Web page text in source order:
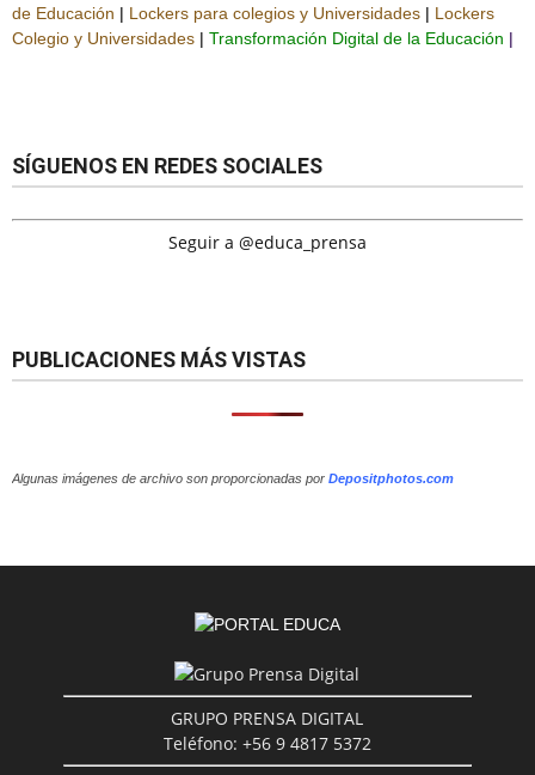
de Educación | Lockers para colegios y Universidades | Lockers
Colegio y Universidades | Transformación Digital de la Educación |
SÍGUENOS EN REDES SOCIALES
Seguir a @educa_prensa
PUBLICACIONES MÁS VISTAS
Algunas imágenes de archivo son proporcionadas por Depositphotos.com
GRUPO PRENSA DIGITAL
Teléfono: +56 9 4817 5372